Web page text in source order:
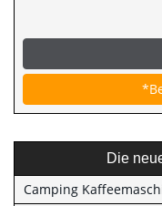
Die
Camping